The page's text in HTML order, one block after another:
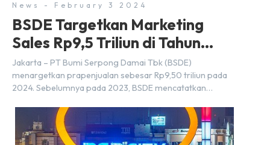
News - February 3 2024
BSDE Targetkan Marketing
Sales Rp9,5 Triliun di Tahun
2024
Jakarta – PT Bumi Serpong Damai Tbk (BSDE)
menargetkan prapenjualan sebesar Rp9,50 triliun pada
2024. Sebelumnya pada 2023, BSDE mencatatkan
melampaui target prapenjualan sebesar Rp8,80 triliun.
Menurut Direktur BSDE Hermawan Wijaya menghadapi
2024, kondisi ekonomi global maupun nasional dapat